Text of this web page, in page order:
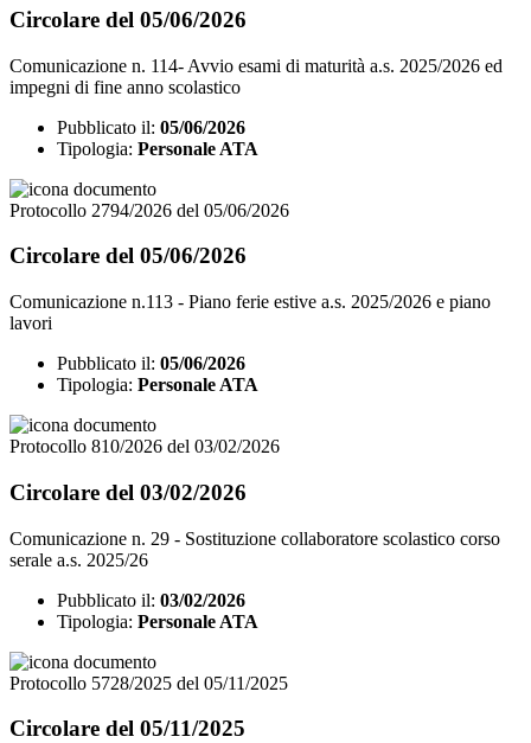
Circolare del 05/06/2026
Comunicazione n. 114- Avvio esami di maturità a.s. 2025/2026 ed
impegni di fine anno scolastico
Pubblicato il: 05/06/2026
Tipologia: Personale ATA
Protocollo 2794/2026 del 05/06/2026
Circolare del 05/06/2026
Comunicazione n.113 - Piano ferie estive a.s. 2025/2026 e piano
lavori
Pubblicato il: 05/06/2026
Tipologia: Personale ATA
Protocollo 810/2026 del 03/02/2026
Circolare del 03/02/2026
Comunicazione n. 29 - Sostituzione collaboratore scolastico corso
serale a.s. 2025/26
Pubblicato il: 03/02/2026
Tipologia: Personale ATA
Protocollo 5728/2025 del 05/11/2025
Circolare del 05/11/2025